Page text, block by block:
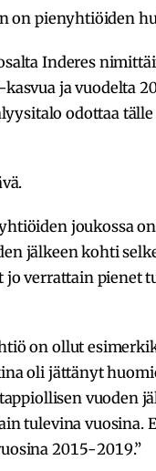
on pienyhtiöiden
Inderes
ja vuodelta
odottaa
joukossa
jälkeen kohti
verrattain pienet
on ollut
oli jättänyt
vuoden
tulevina vuosina.
2015-2019.”